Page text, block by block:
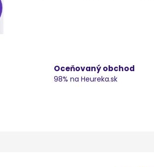
Oceňovaný obchod
98% na Heureka.sk